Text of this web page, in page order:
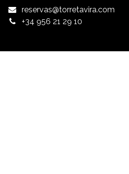
reservas@torretavira.com
+34 956 21 29 10